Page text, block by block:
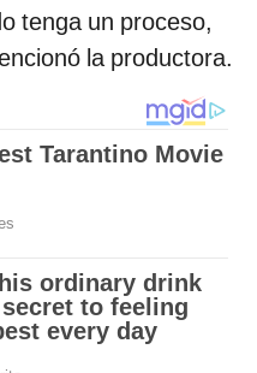
tenga un proceso,
la productora.